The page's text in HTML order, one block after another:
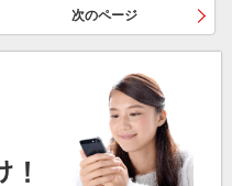
次のページ